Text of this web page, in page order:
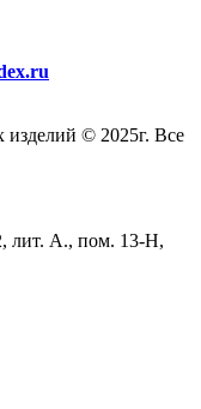
изделий © 2025г. Все
лит. А., пом. 13-Н,